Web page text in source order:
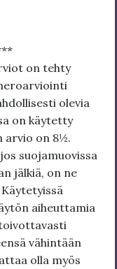
on tehty
olevia
on käytetty
arvio on 8½.
suojamuovissa
jälkiä, on ne
aiheuttamia
vähintään
olla myös